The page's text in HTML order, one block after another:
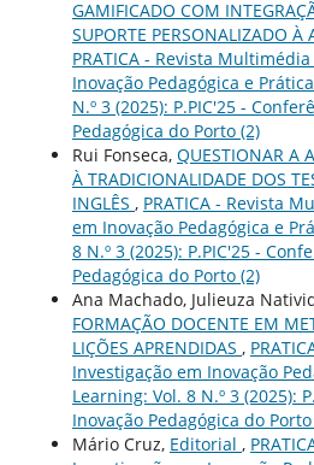
GAMIFICADO COM
SUPORTE PERSONALIZADO À
PRATICA - Revista
Inovação Pedagógica e
N.º 3 (2025): P.PIC'25 -
Pedagógica do Porto (2)
Rui Fonseca, QUESTIONAR A
À TRADICIONALIDADE DOS
INGLÊS , PRATICA - Revista
em Inovação Pedagógica e
8 N.º 3 (2025): P.PIC'25 -
Pedagógica do Porto (2)
Ana Machado, Julieuza
FORMAÇÃO DOCENTE EM
LIÇÕES APRENDIDAS ,
Investigação em Inovação
Learning: Vol. 8 N.º 3 (2025):
Inovação Pedagógica do Porto
Mário Cruz, Editorial ,